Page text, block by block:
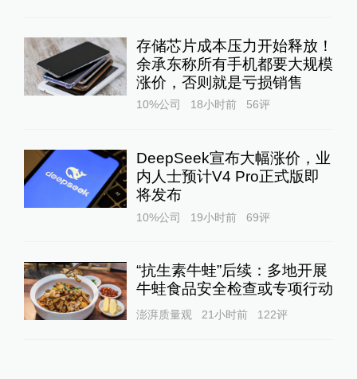
存储芯片成本压力开始释放！
余承东称所有手机都要大规模
涨价，否则就是亏损销售
10%公司 18小时前 56评
DeepSeek宣布大幅涨价，业
内人士预计V4 Pro正式版即
将发布
10%公司 19小时前 69评
“抗生素牛蛙”后续：多地开展
牛蛙食品安全检查或专项行动
澎湃质量观 21小时前 122评